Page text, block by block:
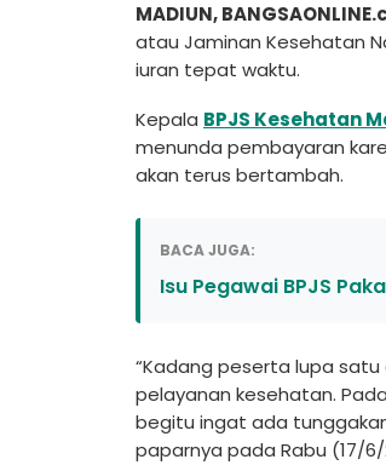
MADIUN,
atau Jaminan Kesehatan
iuran tepat waktu.
Kepala BPJS Kesehatan
menunda pembayaran
akan terus bertambah.
BACA JUGA:
Isu Pegawai BPJS
“Kadang peserta lupa
pelayanan kesehatan.
begitu ingat ada
paparnya pada Rabu (17/6/